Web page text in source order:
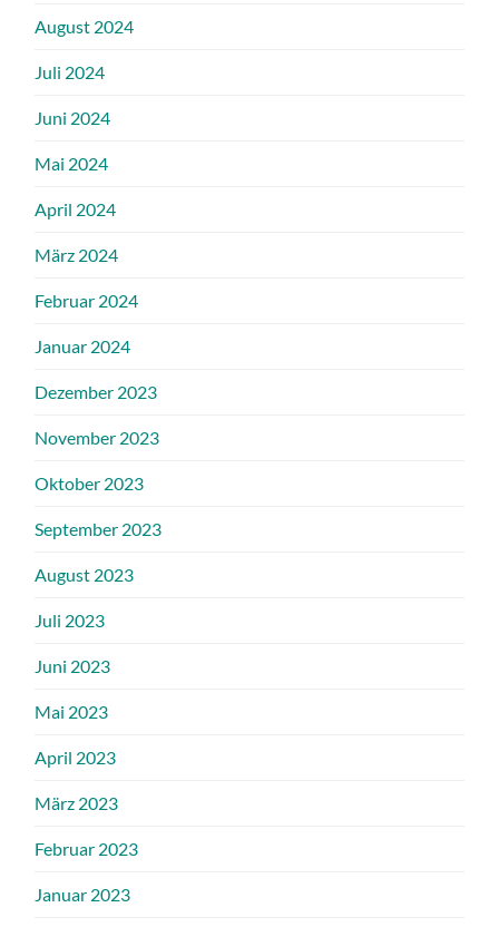
August 2024
Juli 2024
Juni 2024
Mai 2024
April 2024
März 2024
Februar 2024
Januar 2024
Dezember 2023
November 2023
Oktober 2023
September 2023
August 2023
Juli 2023
Juni 2023
Mai 2023
April 2023
März 2023
Februar 2023
Januar 2023